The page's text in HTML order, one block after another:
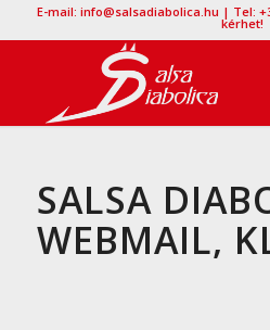
E-mail: info@salsadiabolica.hu | Tel:
kérhet!
SALSA
WEBMAIL,